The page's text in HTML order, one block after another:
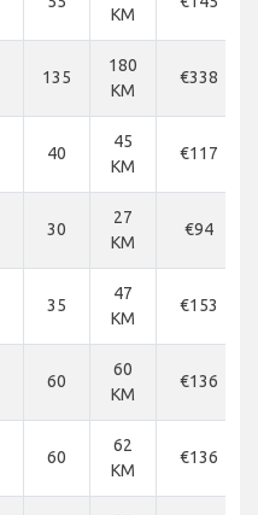
KM
135
180
KM
€338
40
45
KM
€117
30
27
KM
€94
35
47
KM
€153
60
60
KM
€136
60
62
KM
€136